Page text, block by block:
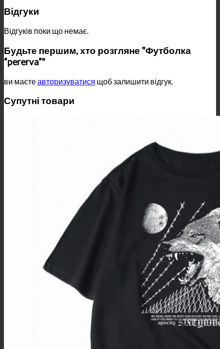
Відгуки
Відгуків поки що немає.
Будьте першим, хто розгляне "Футболка
“pererva”"
ви маєтеавторизуватися щоб залишити відгук.
Супутні товари